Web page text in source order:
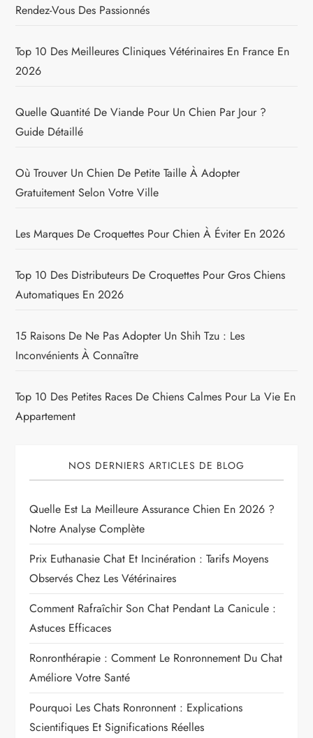
Rendez-Vous Des Passionnés
Top 10 Des Meilleures Cliniques Vétérinaires En France En
2026
Quelle Quantité De Viande Pour Un Chien Par Jour ?
Guide Détaillé
Où Trouver Un Chien De Petite Taille À Adopter
Gratuitement Selon Votre Ville
Les Marques De Croquettes Pour Chien À Éviter En 2026
Top 10 Des Distributeurs De Croquettes Pour Gros Chiens
Automatiques En 2026
15 Raisons De Ne Pas Adopter Un Shih Tzu : Les
Inconvénients À Connaître
Top 10 Des Petites Races De Chiens Calmes Pour La Vie En
Appartement
NOS DERNIERS ARTICLES DE BLOG
Quelle Est La Meilleure Assurance Chien En 2026 ?
Notre Analyse Complète
Prix Euthanasie Chat Et Incinération : Tarifs Moyens
Observés Chez Les Vétérinaires
Comment Rafraîchir Son Chat Pendant La Canicule :
Astuces Efficaces
Ronronthérapie : Comment Le Ronronnement Du Chat
Améliore Votre Santé
Pourquoi Les Chats Ronronnent : Explications
Scientifiques Et Significations Réelles